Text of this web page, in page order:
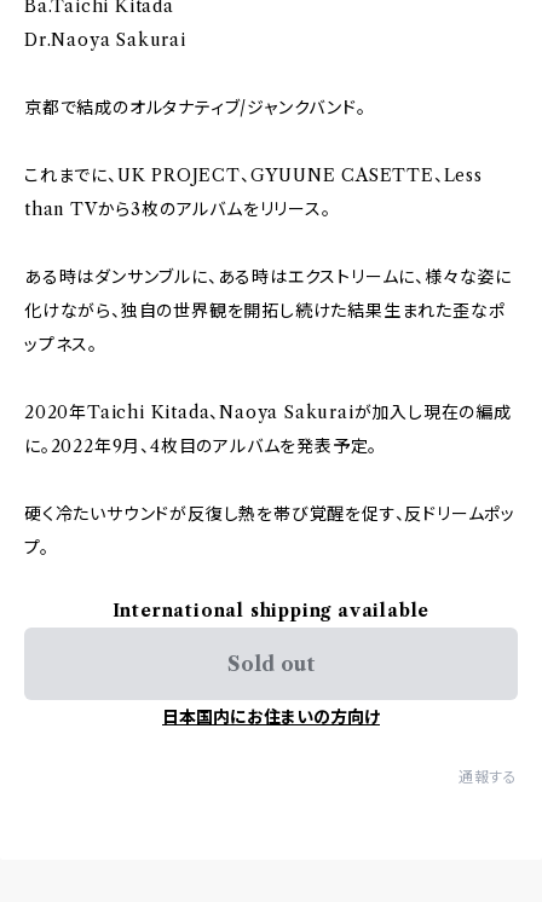
Ba.Taichi Kitada
Dr.Naoya Sakurai
京都で結成のオルタナティブ/ジャンクバンド。
これまでに、UK PROJECT、GYUUNE CASETTE、Less
than TVから3枚のアルバムをリリース。
ある時はダンサンブルに、ある時はエクストリームに、様々な姿に
化けながら、独自の世界観を開拓し続けた結果生まれた歪なポ
ップネス。
2020年Taichi Kitada、Naoya Sakuraiが加入し現在の編成
に。2022年9月、4枚目のアルバムを発表予定。
硬く冷たいサウンドが反復し熱を帯び覚醒を促す、反ドリームポッ
プ。
International shipping available
Sold out
日本国内にお住まいの方向け
通報する